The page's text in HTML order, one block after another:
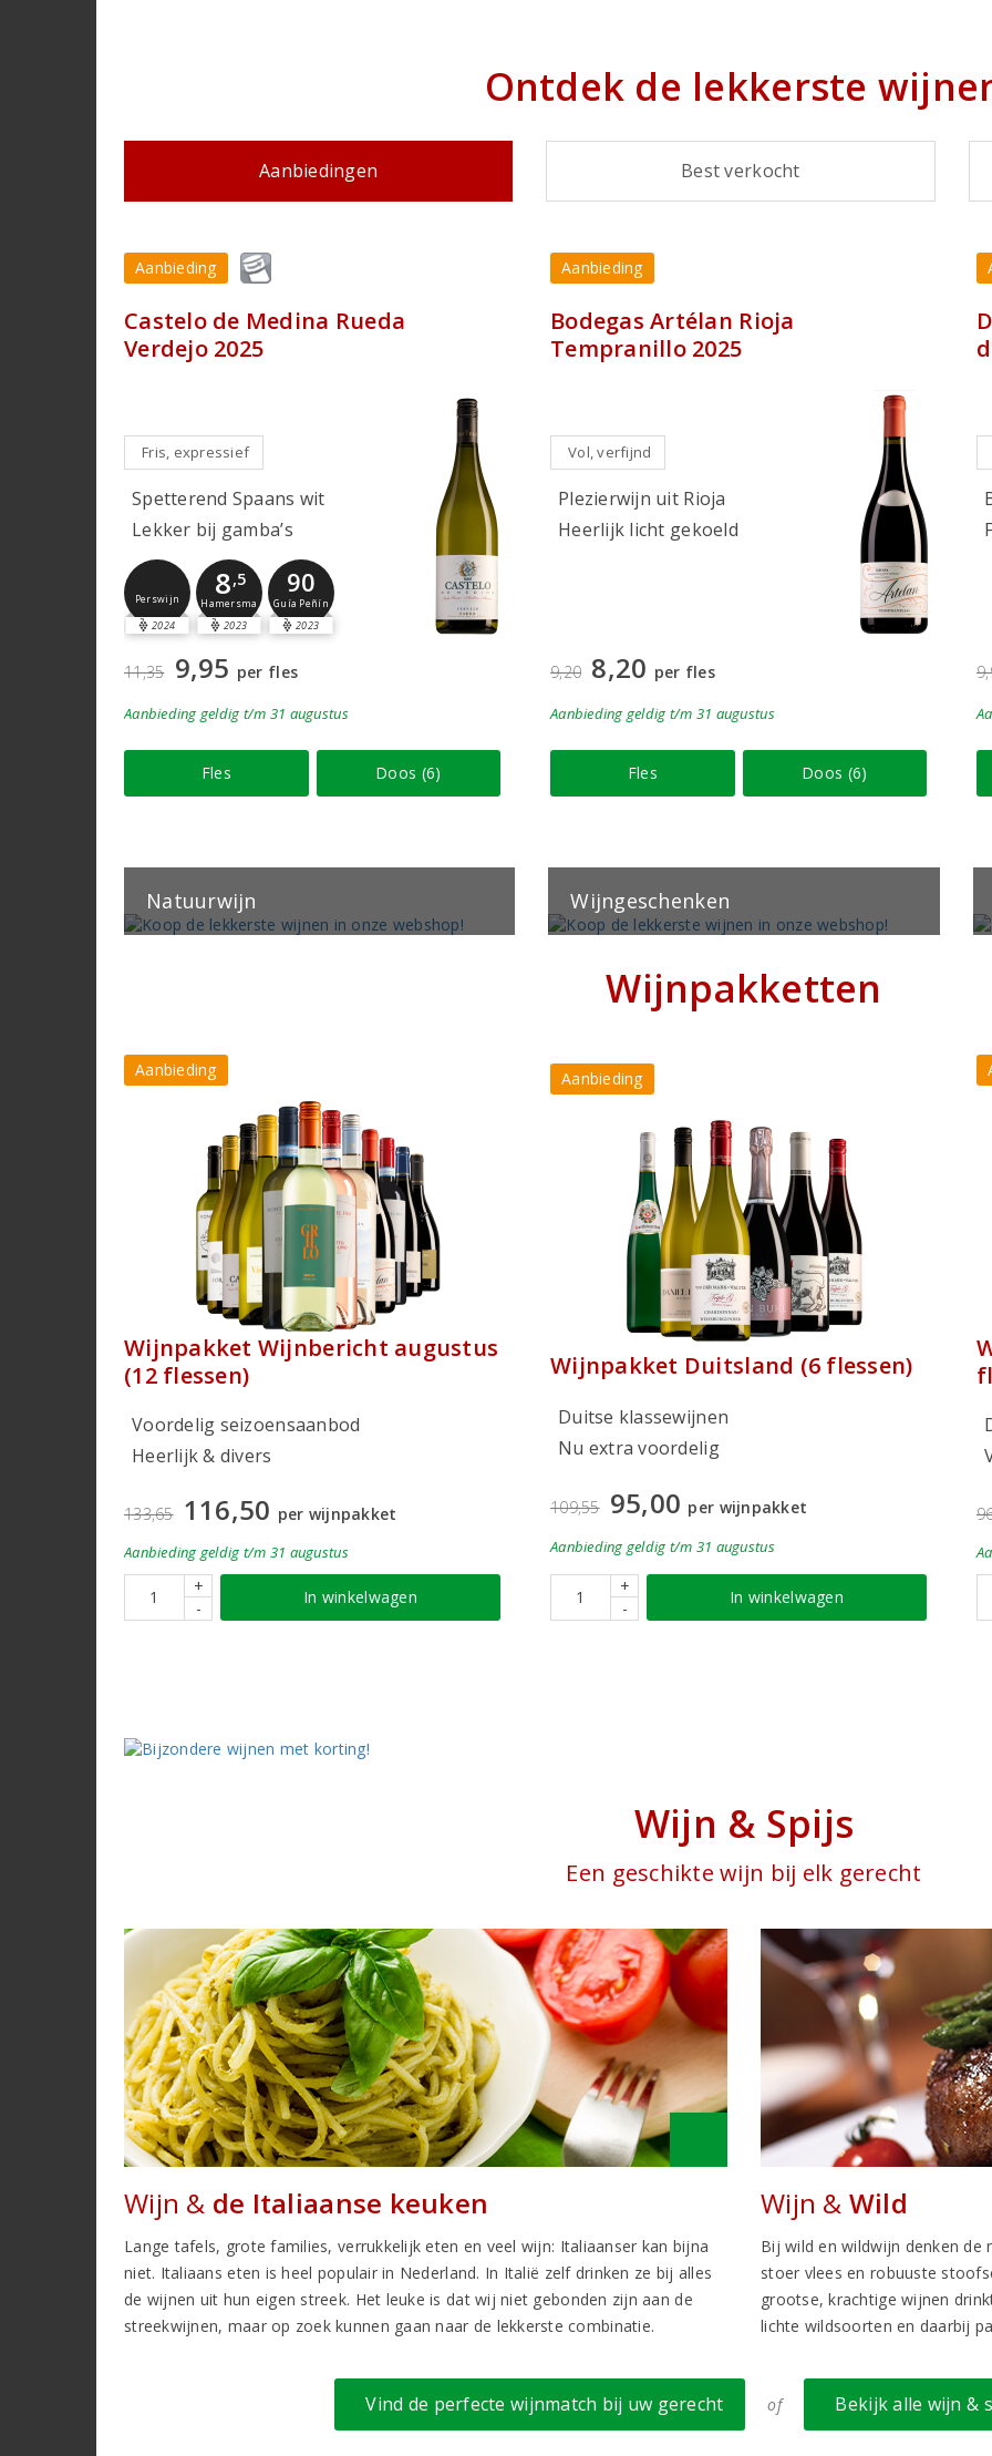
Ontdek de lekkerste
Aanbiedingen Best verkocht
Aanbieding
Castelo de Medina Rueda
Verdejo 2025
Fris, expressief
Spetterend Spaans wit
Lekker bij gamba’s
Perswijn
2024
8,5
Hamersma
2023
90
Guía Peñín
2023
11,35 9,95 per fles
Aanbieding geldig t/m 31 augustus
Fles Doos (6)
Aanbieding
Bodegas Artélan Rioja
Tempranillo 2025
Vol, verfijnd
Plezierwijn uit Rioja
Heerlijk licht gekoeld
9,20 8,20 per fles
Aanbieding geldig t/m 31 augustus
Fles Doos (6)
Natuurwijn Wijngeschenken
Wijnpakketten
Aanbieding
Wijnpakket Wijnbericht augustus
(12 flessen)
Voordelig seizoensaanbod
Heerlijk & divers
133,65 116,50 per wijnpakket
Aanbieding geldig t/m 31 augustus
+
-
In winkelwagen
Aanbieding
Wijnpakket Duitsland (6 flessen)
Duitse klassewijnen
Nu extra voordelig
109,55 95,00 per wijnpakket
Aanbieding geldig t/m 31 augustus
+
-
In winkelwagen
Wijn & Spijs
Een geschikte wijn bij elk gerecht
Wijn & de Italiaanse keuken
Lange tafels, grote families, verrukkelijk eten en veel wijn: Italiaanser kan bijna
niet. Italiaans eten is heel populair in Nederland. In Italië zelf drinken ze bij alles
de wijnen uit hun eigen streek. Het leuke is dat wij niet gebonden zijn aan de
streekwijnen, maar op zoek kunnen gaan naar de lekkerste combinatie.
Wijn & Wild
Bij wild en wildwijn denken
stoer vlees en robuuste
grootse, krachtige wijnen
lichte wildsoorten en daarbij
Vind de perfecte wijnmatch bij uw gerecht of Bekijk alle wijn &